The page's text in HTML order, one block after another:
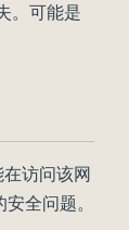
。可能是
访问该网
全问题。